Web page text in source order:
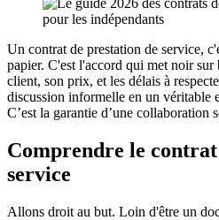
Un contrat de prestation de service,
papier. C'est l'accord qui met noir
client, son prix, et les délais à
discussion informelle en un véritable
C’est la garantie d’une collaboration
Comprendre le
service
Allons droit au but. Loin d'être un